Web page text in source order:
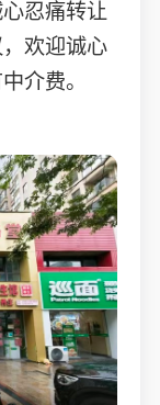
忍痛转让
欢迎诚心
介费。